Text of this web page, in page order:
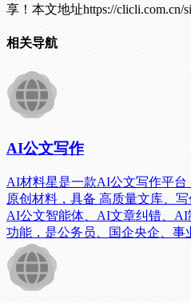
享！ 本文地址https://clicli.com.cn/
相关导航
AI公文写作
AI材料星是一款AI公文写作平台
原创材料，具备 高质量文库、
AI公文智能体、AI文章纠错、
功能，是公务员、国企央企、事